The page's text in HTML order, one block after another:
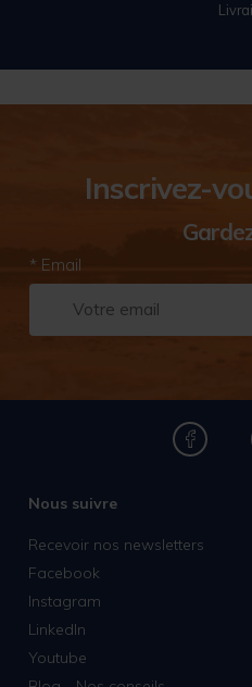
Inscrivez-
* Email
Nous suivre
Recevoir nos newsletters
Facebook
Instagram
LinkedIn
Youtube